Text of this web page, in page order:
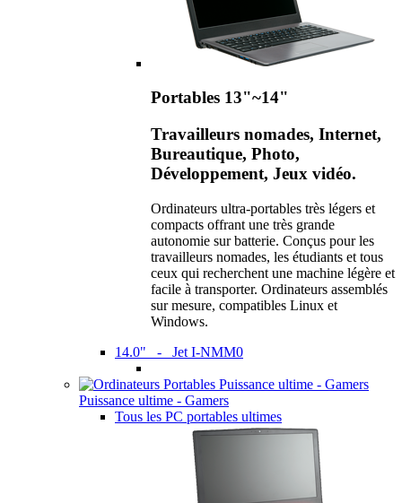
Portables 13"~14"
Travailleurs nomades, Internet,
Bureautique, Photo,
Développement, Jeux vidéo.
Ordinateurs ultra-portables très légers et
compacts offrant une très grande
autonomie sur batterie. Conçus pour les
travailleurs nomades, les étudiants et tous
ceux qui recherchent une machine légère et
facile à transporter. Ordinateurs assemblés
sur mesure, compatibles Linux et
Windows.
14.0" - Jet I-NMM0
Puissance ultime - Gamers
Tous les PC portables ultimes